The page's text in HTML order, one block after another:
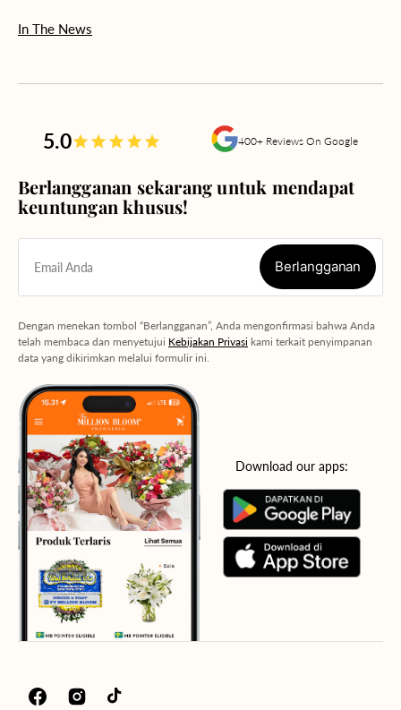
In The News
5.0 400+ Reviews On Google
Berlangganan sekarang untuk mendapat
keuntungan khusus!
Email Anda Berlangganan
Dengan menekan tombol “Berlangganan”, Anda mengonfirmasi bahwa Anda
telah membaca dan menyetujui Kebijakan Privasi kami terkait penyimpanan
data yang dikirimkan melalui formulir ini.
Download our apps:
FacebookInstagramTikTok